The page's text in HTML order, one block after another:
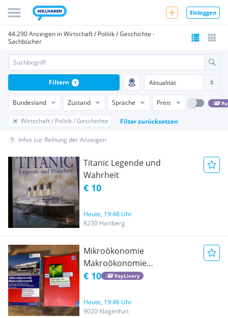
Einloggen
44.290 Anzeigen in Wirtschaft / Politik / Geschichte -
Sachbücher
Bundesland Zustand Sprache Preis
Wirtschaft / Politik / Geschichte Filter zurücksetzen
Filtern 1
Infos zur Reihung der Anzeigen
Titanic Legende und
Wahrheit
€ 10
Heute, 19:48 Uhr
8230 Hartberg
Mikroökonomie
Makroökonomie
Vorlesungsunterlagen AAU
€ 10 PayLivery
Heute, 19:46 Uhr
9020 Klagenfurt